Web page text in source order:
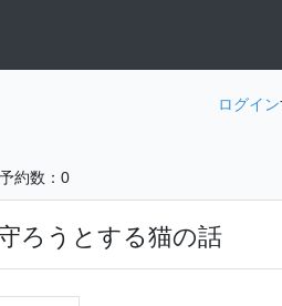
ログイン
予約数：0
ろうとする猫の話